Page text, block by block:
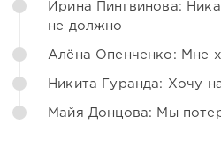
Ирина Пингвинова:
не должно
Алёна Опенченко: Мне
Никита Гуранда: Хочу
Майя Донцова: Мы